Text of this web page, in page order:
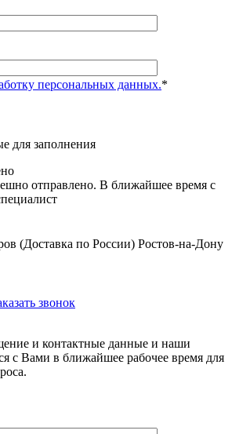
персональных данных.*
для заполнения
отправлено. В ближайшее время с
(Доставка по России) Ростов-на-Дону
звонок
и контактные данные и наши
с Вами в ближайшее рабочее время для